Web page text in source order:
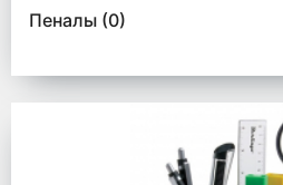
Пеналы (0)